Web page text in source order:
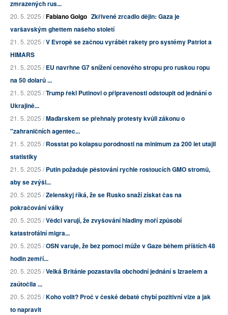
zmrazených rus...
20. 5. 2025 /Fabiano Golgo Zkřivené zrcadlo dějin: Gaza je
varšavským ghettem našeho století
21. 5. 2025 /V Evropě se začnou vyrábět rakety pro systémy Patriot a
HIMARS
21. 5. 2025 /EU navrhne G7 snížení cenového stropu pro ruskou ropu
na 50 dolarů ...
21. 5. 2025 /Trump řekl Putinovi o připravenosti odstoupit od jednání o
Ukrajině...
21. 5. 2025 /Maďarskem se přehnaly protesty kvůli zákonu o
"zahraničních agentec...
21. 5. 2025 /Rosstat po kolapsu porodnosti na minimum za 200 let utajil
statistiky
21. 5. 2025 /Putin požaduje pěstování rychle rostoucích GMO stromů,
aby se zvýši...
20. 5. 2025 /Zelenskyj říká, že se Rusko snaží získat čas na
pokračování války
20. 5. 2025 /Vědci varují, že zvyšování hladiny moří způsobí
katastrofální migra...
20. 5. 2025 /OSN varuje, že bez pomoci může v Gaze během příštích 48
hodin zemří...
20. 5. 2025 /Velká Británie pozastavila obchodní jednání s Izraelem a
zaútočila ...
20. 5. 2025 /Koho volit? Proč v české debatě chybí pozitivní vize a jak
to napravit